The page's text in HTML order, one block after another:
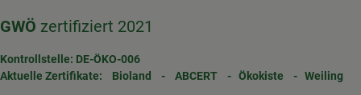
GWÖ zertifiziert 2021
Kontrollstelle: DE-ÖKO-006
Aktuelle Zertifikate: Bioland - ABCERT - Ökokiste - Weiling